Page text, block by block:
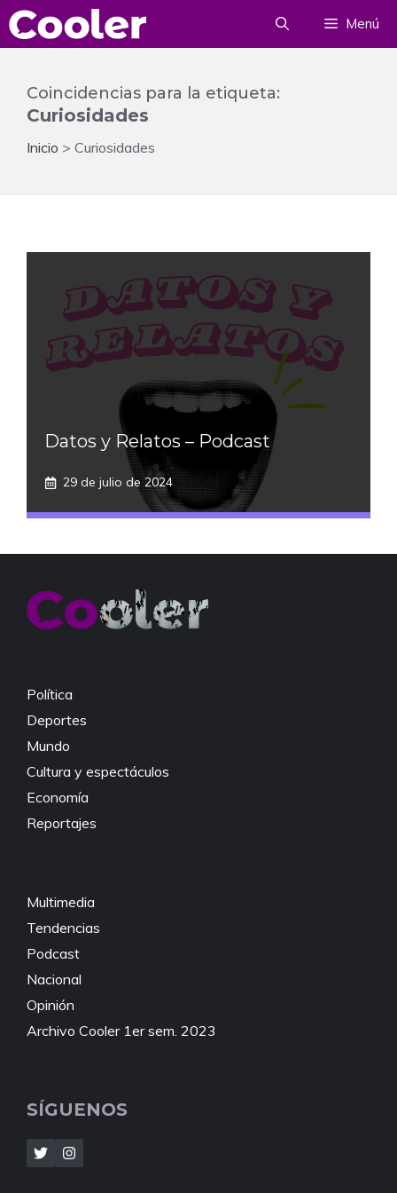
Saltar
al
Menú
Coincidencias para la etiqueta:
Curiosidades
Inicio > Curiosidades
Datos y Relatos – Podcast
29 de julio de 2024
Política
Deportes
Mundo
Cultura y espectáculos
Economía
Reportajes
Multimedia
Tendencias
Podcast
Nacional
Opinión
Archivo Cooler 1er sem. 2023
SÍGUENOS